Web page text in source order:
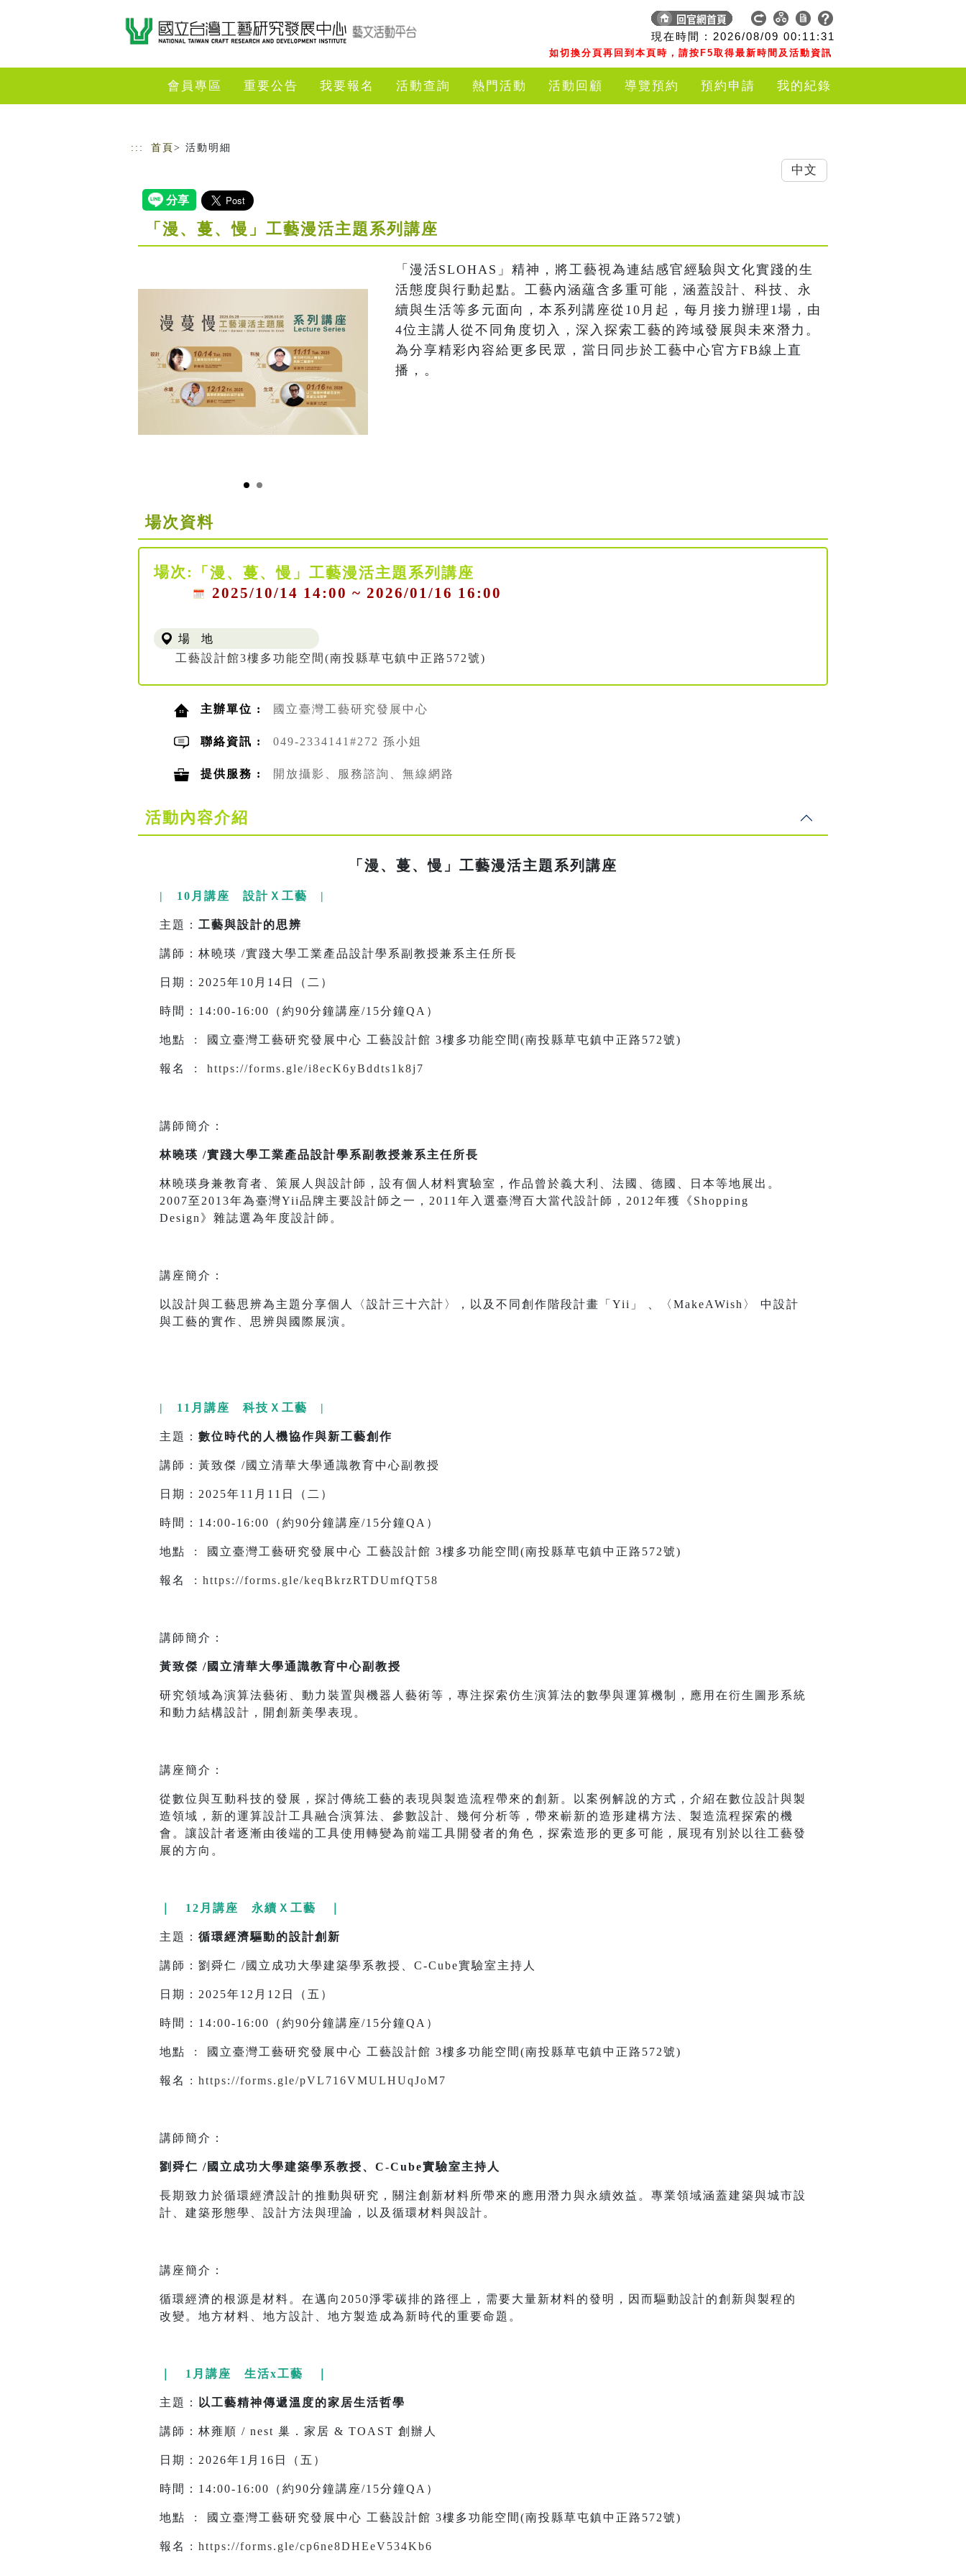
現在時間 : 2026/08/09 00:11:32
如切換分頁再回到本頁時，請按F5取得最新時間及活動資訊
會員專區 重要公告 我要報名 活動查詢 熱門活動 活動回顧 導覽預約 預約申請 我的紀錄
::: 首頁 > 活動明細
「漫、蔓、慢」工藝漫活主題系列講座
「漫活SLOHAS」精神，將工藝視為連結感官經驗與文化實踐的生
活態度與行動起點。工藝內涵蘊含多重可能，涵蓋設計、科技、永
續與生活等多元面向，本系列講座從10月起，每月接力辦理1場，由
4位主講人從不同角度切入，深入探索工藝的跨域發展與未來潛力。
為分享精彩內容給更多民眾，當日同步於工藝中心官方FB線上直
播，。
場次資料
場次:
「漫、蔓、慢」工藝漫活主題系列講座
2025/10/14 14:00 ~ 2026/01/16 16:00
場 地
工藝設計館3樓多功能空間(南投縣草屯鎮中正路572號)
主辦單位 : 國立臺灣工藝研究發展中心
聯絡資訊 : 049-2334141#272 孫小姐
提供服務 : 開放攝影、服務諮詢、無線網路
活動內容介紹
「漫、蔓、慢」工藝漫活主題系列講座
| 10月講座 設計Ｘ工藝 |
主題： 工藝與設計的思辨
講師：林曉瑛 /實踐大學工業產品設計學系副教授兼系主任所長
日期：2025年10月14日（二）
時間：14:00-16:00（約90分鐘講座/15分鐘QA）
地點 : 國立臺灣工藝研究發展中心 工藝設計館 3樓多功能空間(南投縣草屯鎮中正路572號)
報名 : https://forms.gle/i8ecK6yBddts1k8j7
講師簡介：
林曉瑛 /實踐大學工業產品設計學系副教授兼系主任所長
林曉瑛身兼教育者、策展人與設計師，設有個人材料實驗室，作品曾於義大利、法國、德國、日本等地展出。
2007至2013年為臺灣Yii品牌主要設計師之一，2011年入選臺灣百大當代設計師，2012年獲《Shopping
Design》雜誌選為年度設計師。
講座簡介：
以設計與工藝思辨為主題分享個人〈設計三十六計〉，以及不同創作階段計畫「Yii」 、〈MakeAWish〉 中設計
與工藝的實作、思辨與國際展演。
| 11月講座 科技Ｘ工藝 |
主題： 數位時代的人機協作與新工藝創作
講師：黃致傑 /國立清華大學通識教育中心副教授
日期：2025年11月11日（二）
時間：14:00-16:00（約90分鐘講座/15分鐘QA）
地點 : 國立臺灣工藝研究發展中心 工藝設計館 3樓多功能空間(南投縣草屯鎮中正路572號)
報名 : https://forms.gle/keqBkrzRTDUmfQT58
講師簡介：
黃致傑 /國立清華大學通識教育中心副教授
研究領域為演算法藝術、動力裝置與機器人藝術等，專注探索仿生演算法的數學與運算機制，應用在衍生圖形系統
和動力結構設計，開創新美學表現。
講座簡介：
從數位與互動科技的發展，探討傳統工藝的表現與製造流程帶來的創新。以案例解說的方式，介紹在數位設計與製
造領域，新的運算設計工具融合演算法、參數設計、幾何分析等，帶來嶄新的造形建構方法、製造流程探索的機
會。讓設計者逐漸由後端的工具使用轉變為前端工具開發者的角色，探索造形的更多可能，展現有別於以往工藝發
展的方向。
｜ 12月講座 永續Ｘ工藝 ｜
主題： 循環經濟驅動的設計創新
講師：劉舜仁 /國立成功大學建築學系教授、C-Cube實驗室主持人
日期：2025年12月12日（五）
時間：14:00-16:00（約90分鐘講座/15分鐘QA）
地點 : 國立臺灣工藝研究發展中心 工藝設計館 3樓多功能空間(南投縣草屯鎮中正路572號)
報名 : https://forms.gle/pVL716VMULHUqJoM7
講師簡介：
劉舜仁 /國立成功大學建築學系教授、C-Cube實驗室主持人
長期致力於循環經濟設計的推動與研究，關注創新材料所帶來的應用潛力與永續效益。專業領域涵蓋建築與城市設
計、建築形態學、設計方法與理論，以及循環材料與設計。
講座簡介：
循環經濟的根源是材料。在邁向2050淨零碳排的路徑上，需要大量新材料的發明，因而驅動設計的創新與製程的
改變。地方材料、地方設計、地方製造成為新時代的重要命題。
｜ 1月講座 生活x工藝 ｜
主題： 以工藝精神傳遞溫度的家居生活哲學
講師：林雍順 / nest 巢．家居 & TOAST 創辦人
日期：2026年1月16日（五）
時間：14:00-16:00（約90分鐘講座/15分鐘QA）
地點 : 國立臺灣工藝研究發展中心 工藝設計館 3樓多功能空間(南投縣草屯鎮中正路572號)
報名 : https://forms.gle/cp6ne8DHEeV534Kb6